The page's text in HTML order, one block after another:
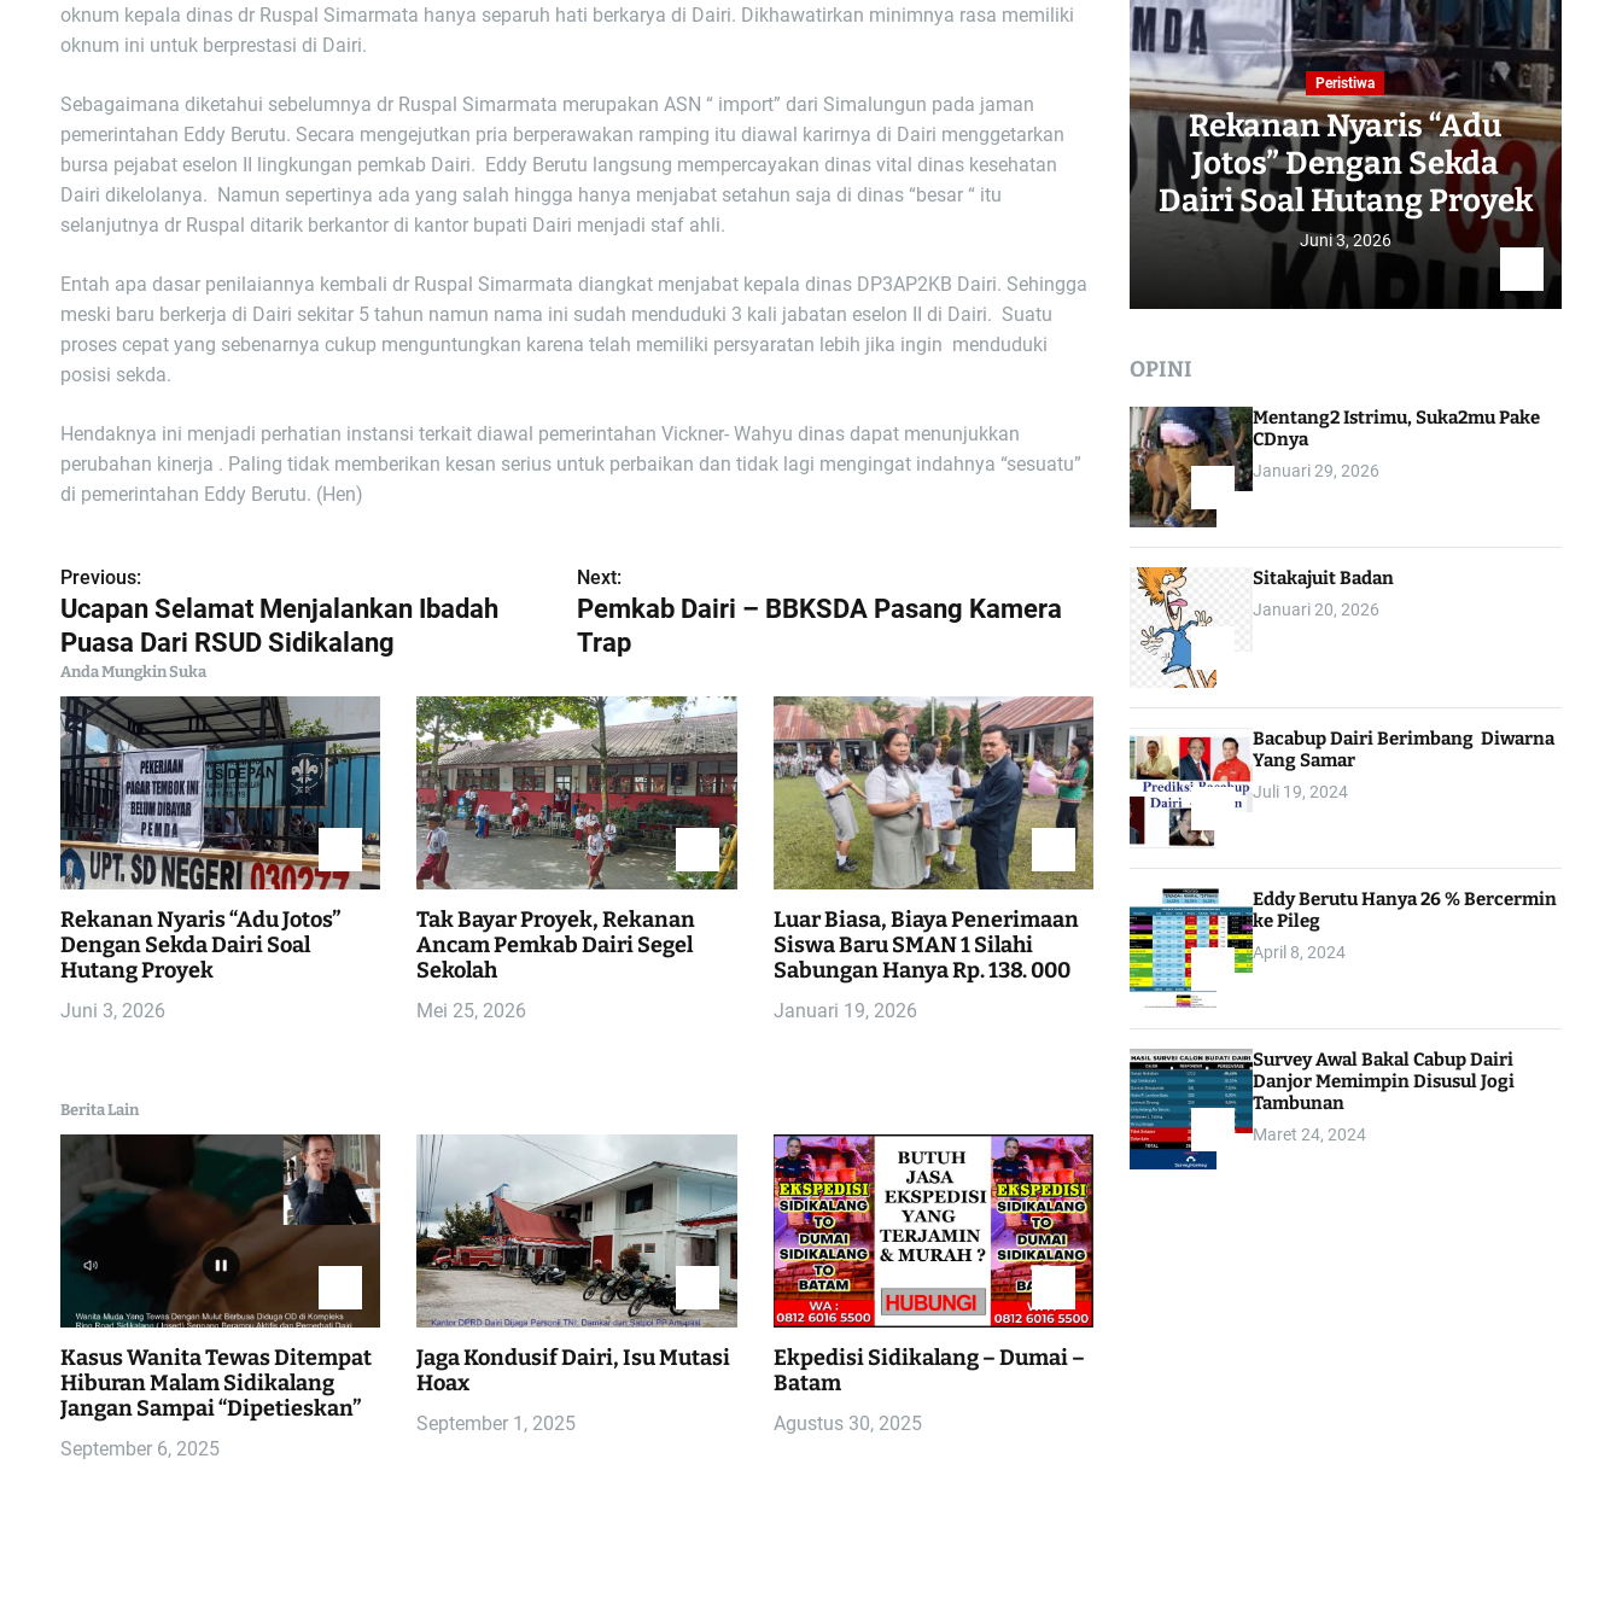
oknum kepala dinas dr Ruspal Simarmata hanya separuh hati berkarya di Dairi. Dikhawatirkan minimnya rasa memiliki
oknum ini untuk berprestasi di Dairi.
Sebagaimana diketahui sebelumnya dr Ruspal Simarmata merupakan ASN “ import” dari Simalungun pada jaman
pemerintahan Eddy Berutu. Secara mengejutkan pria berperawakan ramping itu diawal karirnya di Dairi menggetarkan
bursa pejabat eselon II lingkungan pemkab Dairi. Eddy Berutu langsung mempercayakan dinas vital dinas kesehatan
Dairi dikelolanya. Namun sepertinya ada yang salah hingga hanya menjabat setahun saja di dinas “besar “ itu
selanjutnya dr Ruspal ditarik berkantor di kantor bupati Dairi menjadi staf ahli.
Entah apa dasar penilaiannya kembali dr Ruspal Simarmata diangkat menjabat kepala dinas DP3AP2KB Dairi. Sehingga
meski baru berkerja di Dairi sekitar 5 tahun namun nama ini sudah menduduki 3 kali jabatan eselon II di Dairi. Suatu
proses cepat yang sebenarnya cukup menguntungkan karena telah memiliki persyaratan lebih jika ingin menduduki
posisi sekda.
Hendaknya ini menjadi perhatian instansi terkait diawal pemerintahan Vickner- Wahyu dinas dapat menunjukkan
perubahan kinerja . Paling tidak memberikan kesan serius untuk perbaikan dan tidak lagi mengingat indahnya “sesuatu”
di pemerintahan Eddy Berutu. (Hen)
N
a
v
i
g
a
s
i
p
s
Previous:
Ucapan Selamat Menjalankan Ibadah
Puasa Dari RSUD Sidikalang
Next:
Pemkab Dairi – BBKSDA Pasang Kamera
Trap
Anda Mungkin Suka
Rekanan Nyaris “Adu Jotos”
Dengan Sekda Dairi Soal
Hutang Proyek
Juni 3, 2026
Tak Bayar Proyek, Rekanan
Ancam Pemkab Dairi Segel
Sekolah
Mei 25, 2026
Luar Biasa, Biaya Penerimaan
Siswa Baru SMAN 1 Silahi
Sabungan Hanya Rp. 138. 000
Januari 19, 2026
Berita Lain
Kasus Wanita Tewas Ditempat
Hiburan Malam Sidikalang
Jangan Sampai “Dipetieskan”
September 6, 2025
Jaga Kondusif Dairi, Isu Mutasi
Hoax
September 1, 2025
Ekpedisi Sidikalang – Dumai –
Batam
Agustus 30, 2025
Peristiwa
Rekanan Nyaris “Adu
Jotos” Dengan Sekda
Dairi Soal Hutang Proyek
Juni 3, 2026
OPINI
Mentang2 Istrimu, Suka2mu Pake
CDnya
Januari 29, 2026
Sitakajuit Badan
Januari 20, 2026
Bacabup Dairi Berimbang Diwarna
Yang Samar
Juli 19, 2024
Eddy Berutu Hanya 26 % Bercermin
ke Pileg
April 8, 2024
Survey Awal Bakal Cabup Dairi
Danjor Memimpin Disusul Jogi
Tambunan
Maret 24, 2024